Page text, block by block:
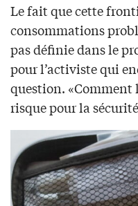
Le fait que cette
consommations
pas définie dans le
pour l’activiste qui
question. «Comment
risque pour la